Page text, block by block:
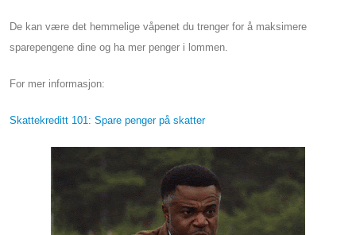
De kan være det hemmelige våpenet du trenger for å maksimere
sparepengene dine og ha mer penger i lommen.
For mer informasjon:
Skattekreditt 101: Spare penger på skatter